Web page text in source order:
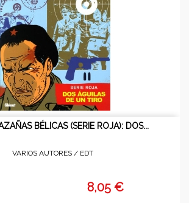
BÉLICAS (SERIE ROJA): DOS...
VARIOS AUTORES / EDT
8,05 €